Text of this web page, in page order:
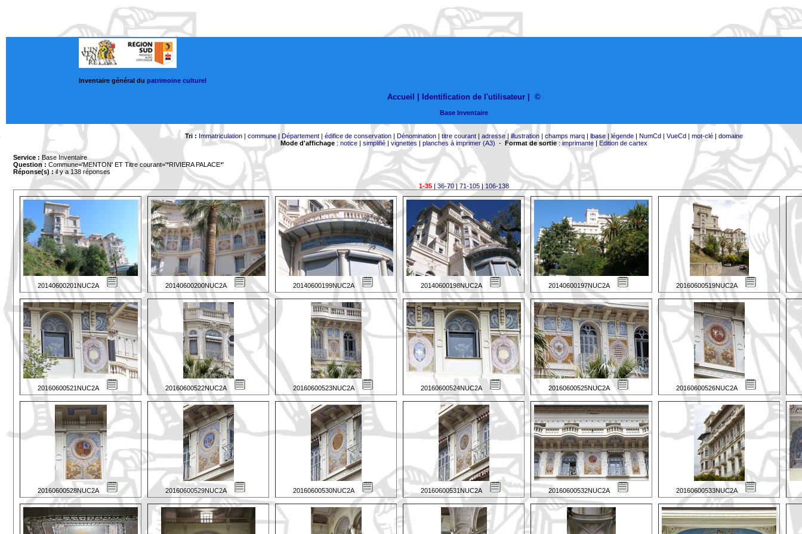
Inventaire général du patrimoine culturel
Accueil | Identification de l'utilisateur ©
Base Inventaire
Tri : Immatriculation| commune| Département| édifice de conservation| Dénomination| titre courant| adresse|illustration| champs marq| lbase| légende| NumCd| VueCd| mot-clé| domaine
Mode d'affichage: notice| simplifié| vignettes | planches à imprimer (A3) - Format de sortie:imprimante| Edition de cartex
Service : Base Inventaire
Question : Commune='MENTON' ET Titre courant='*RIVIERA PALACE*'
Réponse(s) :il y a 138 réponses
1-35| 36-70| 71-105|106-138
20140600201NUC2A 20140600200NUC2A 20140600199NUC2A 20140600198NUC2A 20140600197NUC2A 20160600519NUC2A
20160600521NUC2A 20160600522NUC2A 20160600523NUC2A 20160600524NUC2A 20160600525NUC2A 20160600526NUC2A
20160600528NUC2A 20160600529NUC2A 20160600530NUC2A 20160600531NUC2A 20160600532NUC2A 20160600533NUC2A